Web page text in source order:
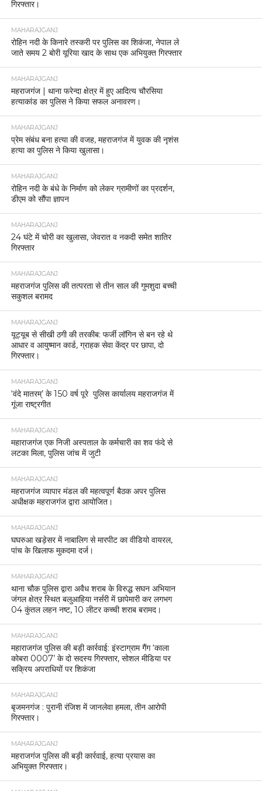
गिरफ्तार।
MAHARAJGANJ
रोहिन नदी के किनारे तस्करी पर पुलिस का शिकंजा, नेपाल ले
जाते समय 2 बोरी यूरिया खाद के साथ एक अभियुक्त गिरफ्तार
MAHARAJGANJ
महराजगंज | थाना फरेन्दा क्षेत्र में हुए आदित्य चौरसिया
हत्याकांड का पुलिस ने किया सफल अनावरण।
MAHARAJGANJ
प्रेम संबंध बना हत्या की वजह, महराजगंज में युवक की नृशंस
हत्या का पुलिस ने किया खुलासा।
MAHARAJGANJ
रोहिन नदी के बंधे के निर्माण को लेकर ग्रामीणों का प्रदर्शन,
डीएम को सौंपा ज्ञापन
MAHARAJGANJ
24 घंटे में चोरी का खुलासा, जेवरात व नकदी समेत शातिर
गिरफ्तार
MAHARAJGANJ
महराजगंज पुलिस की तत्परता से तीन साल की गुमशुदा बच्ची
सकुशल बरामद
MAHARAJGANJ
यूट्यूब से सीखी ठगी की तरकीब: फर्जी लॉगिन से बन रहे थे
आधार व आयुष्मान कार्ड, ग्राहक सेवा केंद्र पर छापा, दो
गिरफ्तार।
MAHARAJGANJ
‘वंदे मातरम्’ के 150 वर्ष पूरे पुलिस कार्यालय महराजगंज में
गूंजा राष्ट्रगीत
MAHARAJGANJ
महाराजगंज एक निजी अस्पताल के कर्मचारी का शव फंदे से
लटका मिला, पुलिस जांच में जुटी
MAHARAJGANJ
महराजगंज व्यापार मंडल की महत्वपूर्ण बैठक अपर पुलिस
अधीक्षक महराजगंज द्वारा आयोजित।
MAHARAJGANJ
घघरुआ खड़ेसर में नाबालिग से मारपीट का वीडियो वायरल,
पांच के खिलाफ मुकदमा दर्ज।
MAHARAJGANJ
थाना चौक पुलिस द्वारा अवैध शराब के विरुद्ध सघन अभियान
जंगल क्षेत्र स्थित बलुआहिया नर्सरी में छापेमारी कर लगभग
04 कुंतल लहन नष्ट, 10 लीटर कच्ची शराब बरामद।
MAHARAJGANJ
महाराजगंज पुलिस की बड़ी कार्रवाई: इंस्टाग्राम गैंग ‘काला
कोबरा 0007’ के दो सदस्य गिरफ्तार, सोशल मीडिया पर
सक्रिय अपराधियों पर शिकंजा
MAHARAJGANJ
बृजमनगंज : पुरानी रंजिश में जानलेवा हमला, तीन आरोपी
गिरफ्तार।
MAHARAJGANJ
महराजगंज पुलिस की बड़ी कार्रवाई, हत्या प्रयास का
अभियुक्त गिरफ्तार।